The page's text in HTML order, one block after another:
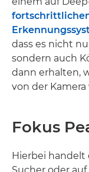
dass es nicht
sondern auch
dann erhalten,
von der
Fokus
Hierbei handelt